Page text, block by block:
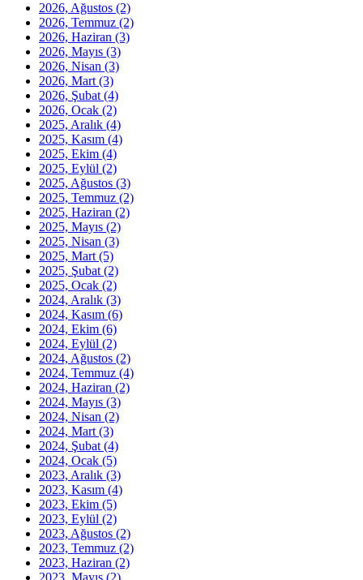
2026, Ağustos (2)
2026, Temmuz (2)
2026, Haziran (3)
2026, Mayıs (3)
2026, Nisan (3)
2026, Mart (3)
2026, Şubat (4)
2026, Ocak (2)
2025, Aralık (4)
2025, Kasım (4)
2025, Ekim (4)
2025, Eylül (2)
2025, Ağustos (3)
2025, Temmuz (2)
2025, Haziran (2)
2025, Mayıs (2)
2025, Nisan (3)
2025, Mart (5)
2025, Şubat (2)
2025, Ocak (2)
2024, Aralık (3)
2024, Kasım (6)
2024, Ekim (6)
2024, Eylül (2)
2024, Ağustos (2)
2024, Temmuz (4)
2024, Haziran (2)
2024, Mayıs (3)
2024, Nisan (2)
2024, Mart (3)
2024, Şubat (4)
2024, Ocak (5)
2023, Aralık (3)
2023, Kasım (4)
2023, Ekim (5)
2023, Eylül (2)
2023, Ağustos (2)
2023, Temmuz (2)
2023, Haziran (2)